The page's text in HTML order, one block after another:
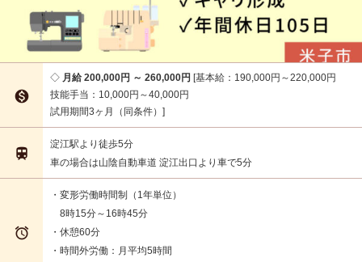

月給 200,000円 ～ 260,000円 基本給：190,000円～220,000円
技能手当：10,000円～40,000円
試用期間3ヶ月（同条件）

淀江駅より徒歩5分
車の場合は山陰自動車道 淀江出口より車で5分

・変形労働時間制（1年単位）
8時15分～16時45分
・休憩60分
・時間外労働：月平均5時間